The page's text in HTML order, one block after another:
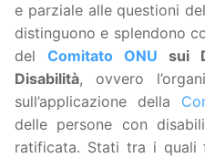
e parziale alle questioni
distinguono e splendono
del Comitato ONU sui
Disabilità, ovvero
sull’applicazione della
delle persone con
ratificata. Stati tra i quali